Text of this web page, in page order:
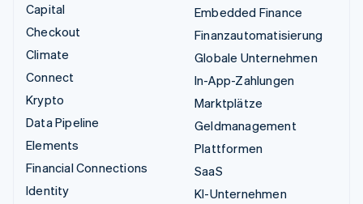
Capital
Checkout
Climate
Connect
Krypto
Data Pipeline
Elements
Financial Connections
Identity
Embedded Finance
Finanzautomatisierung
Globale Unternehmen
In-App-Zahlungen
Marktplätze
Geldmanagement
Plattformen
SaaS
KI-Unternehmen